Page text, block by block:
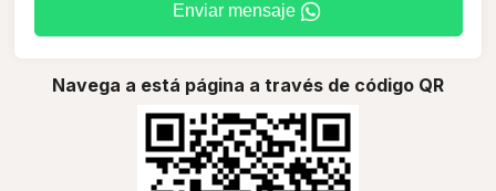
Enviar mensaje
Navega a está página a través de código QR